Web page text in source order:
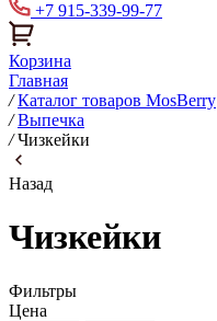
+7 915-339-99-77
Корзина
Главная
/ Каталог товаров MosBerry
/ Выпечка
/ Чизкейки
Назад
Чизкейки
Фильтры
Цена